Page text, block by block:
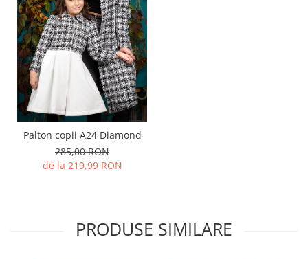
Palton copii A24 Diamond
285,00 RON
de la 219,99 RON
PRODUSE SIMILARE